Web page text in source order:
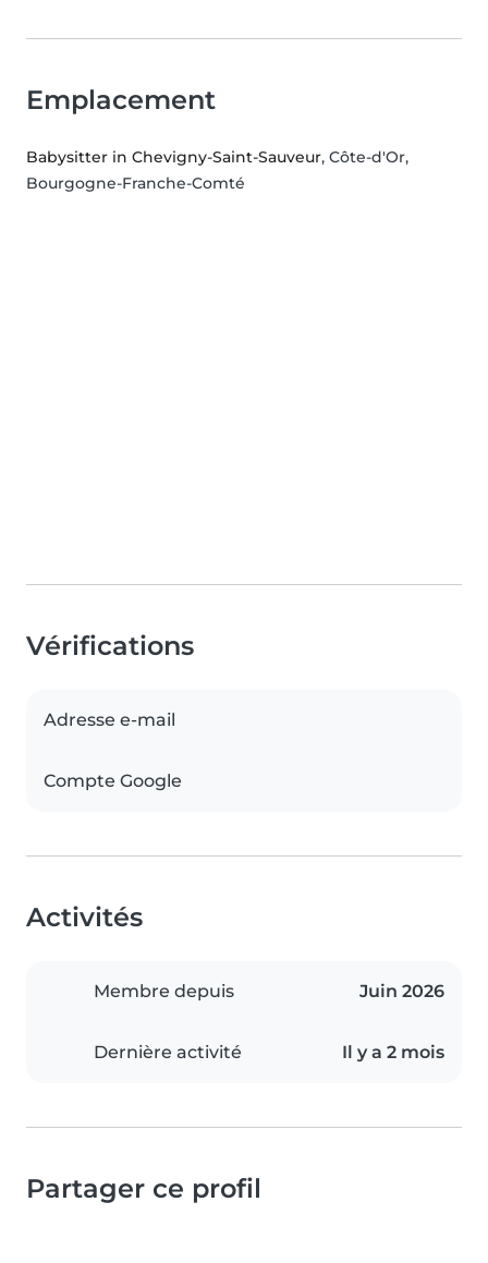
Emplacement
Babysitter in Chevigny-Saint-Sauveur, Côte-d'Or,
Bourgogne-Franche-Comté
Vérifications
Adresse e-mail
Compte Google
Activités
Membre depuis Juin 2026
Dernière activité Il y a 2 mois
Partager ce profil